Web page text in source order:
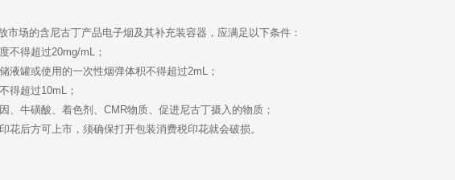
市场的含尼古丁产品电子烟及其补充装容器，应满足以下条件：
不得超过20mg/mL；
液罐或使用的一次性烟弹体积不得超过2mL；
得超过10mL；
、牛磺酸、着色剂、CMR物质、促进尼古丁摄入的物质；
花后方可上市，须确保打开包装消费税印花就会破损。